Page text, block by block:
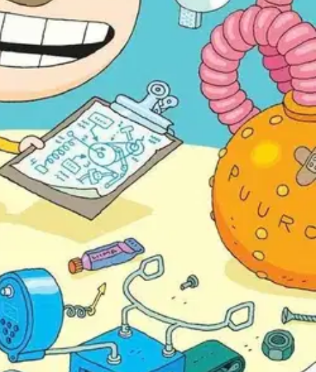
järjettömän hyödyllistä vempelettä, joita ilman yksikään
pipertäjää tai mörkökarkotinta? Palkitun tekijäparin Tatu ja
ihania. Aino Havukaisen ja Sami Toivosen kuvakirjat ovat lajinsa
aarrearkku raikkaan ja rönsyilevän tyylin ystäville." -